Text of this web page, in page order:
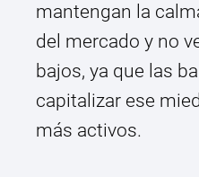
mantengan la
del mercado y no
bajos, ya que las
capitalizar ese
más activos.